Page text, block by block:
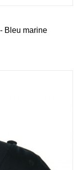
Bleu marine